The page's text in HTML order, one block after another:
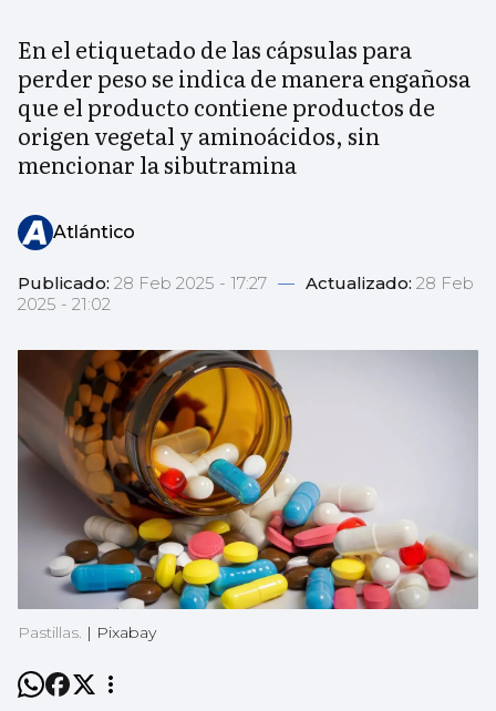
En el etiquetado de las cápsulas para
perder peso se indica de manera engañosa
que el producto contiene productos de
origen vegetal y aminoácidos, sin
mencionar la sibutramina
Atlántico
Publicado: 28 Feb 2025 - 17:27 — Actualizado: 28 Feb
2025 - 21:02
Pastillas. | Pixabay